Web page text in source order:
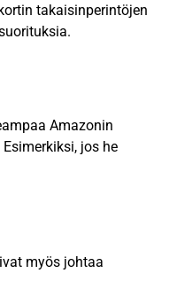
takaisinperintöjen
Amazonin
jos he
myös johtaa